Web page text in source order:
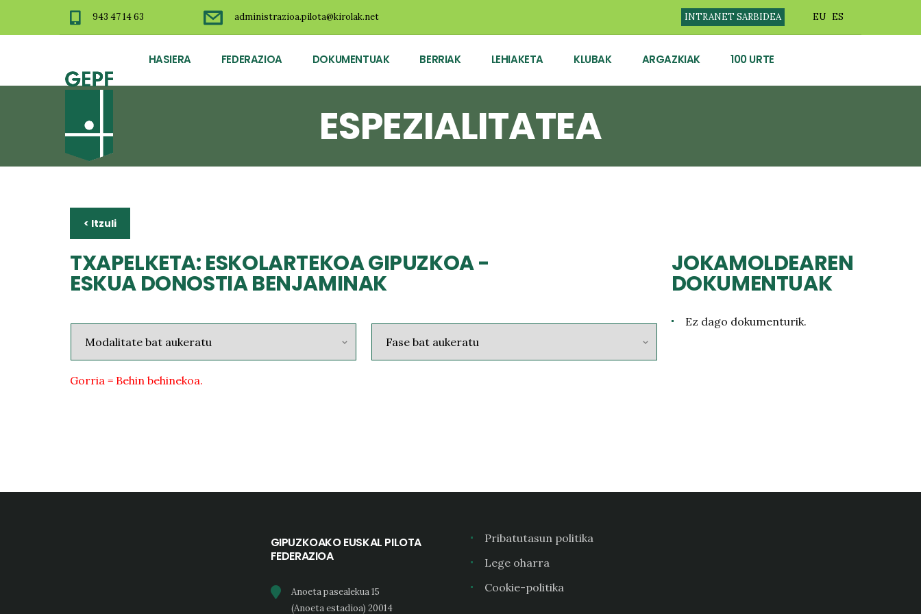
943 47 14 63 administrazioa.pilota@kirolak.net INTRANET SARBIDEA EU ES
HASIERA FEDERAZIOA DOKUMENTUAK BERRIAK LEHIAKETA KLUBAK ARGAZKIAK 100 URTE
ESPEZIALITATEA
< Itzuli
TXAPELKETA: ESKOLARTEKOA GIPUZKOA -
ESKUA DONOSTIA BENJAMINAK
Gorria = Behin behinekoa.
JOKAMOLDEAREN
DOKUMENTUAK
Ez dago dokumenturik.
GIPUZKOAKO EUSKAL PILOTA
FEDERAZIOA
Anoeta pasealekua 15
(Anoeta estadioa) 20014
Pribatutasun politika
Lege oharra
Cookie-politika